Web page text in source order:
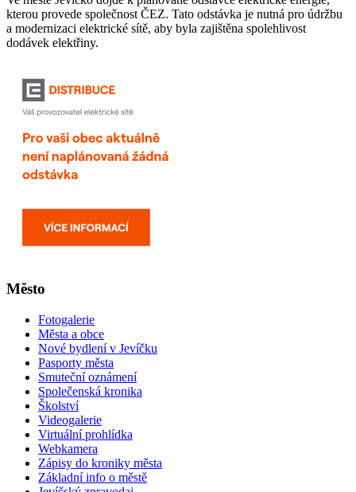
kterou provede společnost ČEZ. Tato odstávka je nutná pro údržbu
a modernizaci elektrické sítě, aby byla zajištěna spolehlivost
dodávek elektřiny.
Město
Fotogalerie
Města a obce
Nové bydlení v Jevíčku
Pasporty města
Smuteční oznámení
Společenská kronika
Školství
Videogalerie
Virtuální prohlídka
Webkamera
Zápisy do kroniky města
Základní info o městě